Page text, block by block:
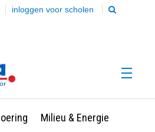
inloggen voor scholen
Milieu & Energie